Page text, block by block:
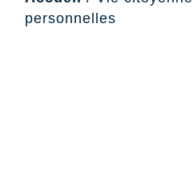
personnelles